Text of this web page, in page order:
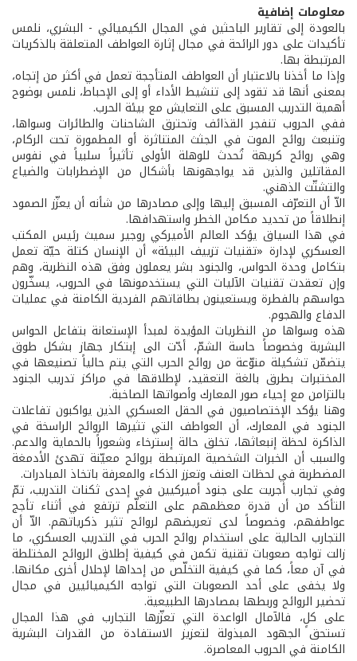
معلومات إضافية
بالعودة إلى تقارير الباحثين في المجال الكيميائي - البشري، نلمس
تأكيدات على دور الرائحة في مجال إثارة العواطف المتعلقة بالذكريات
المرتبطة بها.
وإذا ما أخذنا بالاعتبار أن العواطف المتأججة تعمل في أكثر من إتجاه،
بمعنى أنها قد تقود إلى تنشيط الأداء أو إلى الإحباط، نلمس بوضوح
أهمية التدريب المسبق على التعايش مع بيئة الحرب.
ففي الحروب تنفجر القذائف وتحترق الشاحنات والطائرات وسواها،
وتنبعث روائح الموت في الجثث المتناثرة أو المطمورة تحت الركام،
وهي روائح كريهة تُحدث للوهلة الأولى تأثيراً سلبياً في نفوس
المقاتلين والذين قد يواجهونها بأشكال من الإضطرابات والضياع
والتشتّت الذهني.
الاّ أن التعرّف المسبق إليها وإلى مصادرها من شأنه أن يعزّز الصمود
إنطلاقاً من تحديد مكامن الخطر واستهدافها.
في هذا السياق يؤكد العالم الأميركي روجير سميث رئيس المكتب
العسكري لإدارة «تقنيات تزييف البيئة» أن الإنسان كتلة حيّة تعمل
بتكامل وحدة الحواس، والجنود بشر يعملون وفق هذه النظرية، وهم
وإن تعقدت تقنيات الآليات التي يستخدمونها في الحروب، يسخّرون
حواسهم بالفطرة ويستعينون بطاقاتهم الفردية الكامنة في عمليات
الدفاع والهجوم.
هذه وسواها من النظريات المؤيدة لمبدأ الإستعانة بتفاعل الحواس
البشرية وخصوصاً حاسة الشمّ، أدّت الى إبتكار جهاز بشكل طوق
يتضمّن تشكيلة منوّعة من روائح الحرب التي يتم حالياً تصنيعها في
المختبرات بطرق بالغة التعقيد، لإطلاقها في مراكز تدريب الجنود
بالتزامن مع إحياء صور المعارك وأصواتها الصاخبة.
وهنا يؤكد الإختصاصيون في الحقل العسكري الذين يواكبون تفاعلات
الجنود في المعارك، أن العواطف التي تثيرها الروائح الراسخة في
الذاكرة لحظة إنبعاثها، تخلق حالة إسترخاء وشعوراً بالحماية والدعم.
والسبب أن الخبرات الشخصية المرتبطة بروائح معيّنة تهدئ الأدمغة
المضطربة في لحظات العنف وتعزز الذكاء والمعرفة باتخاذ المبادرات.
وفي تجارب أجريت على جنود أميركيين في إحدى ثكنات التدريب، تمّ
التأكد من أن قدرة معظمهم على التعلّم ترتفع في أثناء تأجج
عواطفهم، وخصوصاً لدى تعريضهم لروائح تثير ذكرياتهم. الاّ أن
التجارب الحالية على استخدام روائح الحرب في التدريب العسكري، ما
زالت تواجه صعوبات تقنية تكمن في كيفية إطلاق الروائح المختلطة
في آن معاً، كما في كيفية التخلّص من إحداها لإحلال أخرى مكانها.
ولا يخفى على أحد الصعوبات التي تواجه الكيميائيين في مجال
تحضير الروائح وربطها بمصادرها الطبيعية.
على كلٍ، فالآمال الواعدة التي تعزّزها التجارب في هذا المجال
تستحق الجهود المبذولة لتعزيز الاستفادة من القدرات البشرية
الكامنة في الحروب المعاصرة.